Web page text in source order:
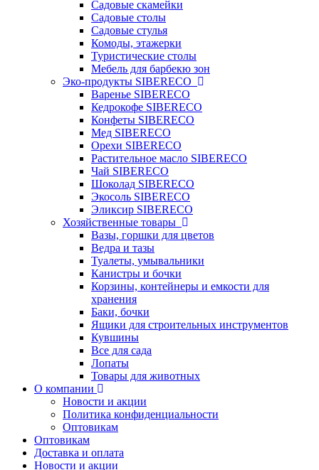
Садовые скамейки
Садовые столы
Садовые стулья
Комоды, этажерки
Туристические столы
Мебель для барбекю зон
Эко-продукты SIBERECO
Варенье SIBERECO
Кедрокофе SIBERECO
Конфеты SIBERECO
Мед SIBERECO
Орехи SIBERECO
Растительное масло SIBERECO
Чай SIBERECO
Шоколад SIBERECO
Экосоль SIBERECO
Эликсир SIBERECO
Хозяйственные товары
Вазы, горшки для цветов
Ведра и тазы
Туалеты, умывальники
Канистры и бочки
Корзины, контейнеры и емкости для
хранения
Баки, бочки
Ящики для строительных инструментов
Кувшины
Все для сада
Лопаты
Товары для животных
О компании
Новости и акции
Политика конфиденциальности
Оптовикам
Оптовикам
Доставка и оплата
Новости и акции